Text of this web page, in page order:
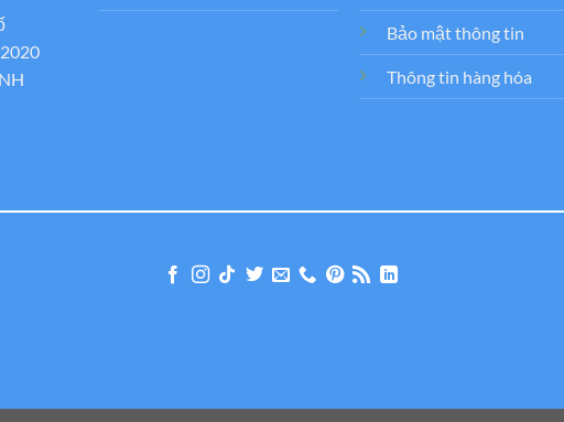
Bảo mật thông tin
Thông tin hàng hóa